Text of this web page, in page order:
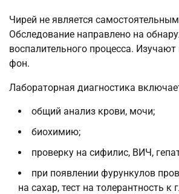
Чирей не является
Обследование направлено на
воспалительного процесса.
фон.
Лабораторная диагностика
общий анализ крови, мочи;
биохимию;
проверку на сифилис, ВИЧ,
при появлении фурункулов
на сахар, тест на толерантность к